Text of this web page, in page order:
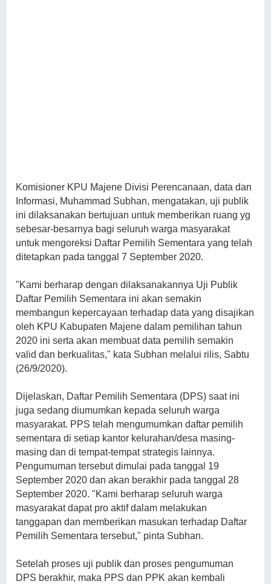
Komisioner KPU Majene Divisi Perencanaan, data dan
Informasi, Muhammad Subhan, mengatakan, uji publik
ini dilaksanakan bertujuan untuk memberikan ruang yg
sebesar-besarnya bagi seluruh warga masyarakat
untuk mengoreksi Daftar Pemilih Sementara yang telah
ditetapkan pada tanggal 7 September 2020.
"Kami berharap dengan dilaksanakannya Uji Publik
Daftar Pemilih Sementara ini akan semakin
membangun kepercayaan terhadap data yang disajikan
oleh KPU Kabupaten Majene dalam pemilihan tahun
2020 ini serta akan membuat data pemilih semakin
valid dan berkualitas," kata Subhan melalui rilis, Sabtu
(26/9/2020).
Dijelaskan, Daftar Pemilih Sementara (DPS) saat ini
juga sedang diumumkan kepada seluruh warga
masyarakat. PPS telah mengumumkan daftar pemilih
sementara di setiap kantor kelurahan/desa masing-
masing dan di tempat-tempat strategis lainnya.
Pengumuman tersebut dimulai pada tanggal 19
September 2020 dan akan berakhir pada tanggal 28
September 2020. "Kami berharap seluruh warga
masyarakat dapat pro aktif dalam melakukan
tanggapan dan memberikan masukan terhadap Daftar
Pemilih Sementara tersebut," pinta Subhan.
Setelah proses uji publik dan proses pengumuman
DPS berakhir, maka PPS dan PPK akan kembali